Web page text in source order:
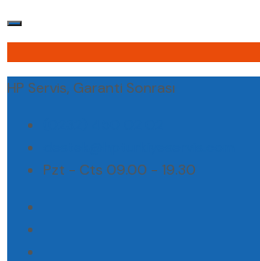
HP Servis, Garanti Sonrası
Pzt - Cts 09.00 - 19.30